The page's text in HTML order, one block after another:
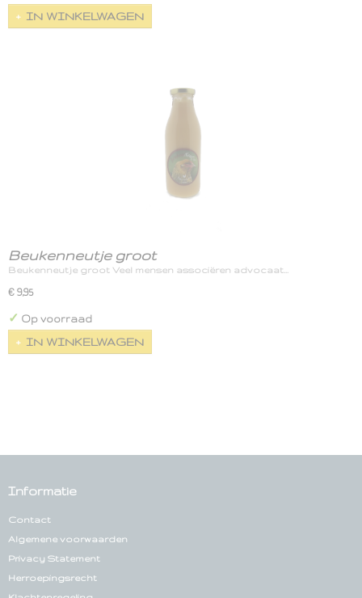
IN WINKELWAGEN
Beukenneutje groot
Beukenneutje groot Veel mensen associëren advocaat…
€ 9,95
✓ Op voorraad
IN WINKELWAGEN
Informatie
Contact
Algemene voorwaarden
Privacy Statement
Herroepingsrecht